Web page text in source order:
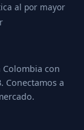
al por mayor
con
Conectamos a